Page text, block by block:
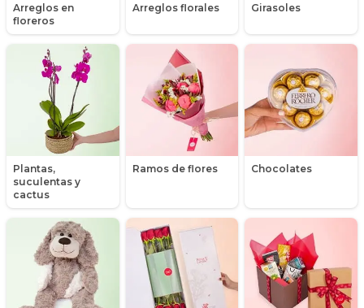
Arreglos en
floreros
Arreglos florales Girasoles
Plantas,
suculentas y
cactus
Ramos de flores Chocolates
Girasoles
Globos
Graduación
Hipericum
Libros
Maules
Mensajes
Minirosas